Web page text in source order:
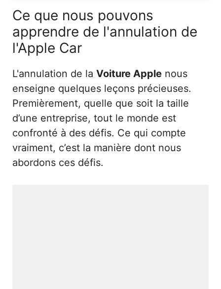
Ce que nous pouvons
apprendre de l'annulation de
l'Apple Car
L'annulation de la Voiture Apple nous
enseigne quelques leçons précieuses.
Premièrement, quelle que soit la taille
d’une entreprise, tout le monde est
confronté à des défis. Ce qui compte
vraiment, c’est la manière dont nous
abordons ces défis.